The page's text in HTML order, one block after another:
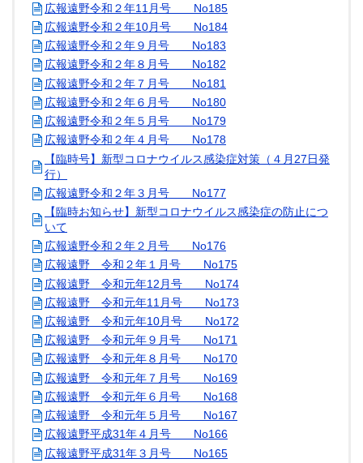
広報遠野令和２年11月号 No185
広報遠野令和２年10月号 No184
広報遠野令和２年９月号 No183
広報遠野令和２年８月号 No182
広報遠野令和２年７月号 No181
広報遠野令和２年６月号 No180
広報遠野令和２年５月号 No179
広報遠野令和２年４月号 No178
【臨時号】新型コロナウイルス感染症対策（４月27日発
行）
広報遠野令和２年３月号 No177
【臨時お知らせ】新型コロナウイルス感染症の防止につ
いて
広報遠野令和２年２月号 No176
広報遠野 令和２年１月号 No175
広報遠野 令和元年12月号 No174
広報遠野 令和元年11月号 No173
広報遠野 令和元年10月号 No172
広報遠野 令和元年９月号 No171
広報遠野 令和元年８月号 No170
広報遠野 令和元年７月号 No169
広報遠野 令和元年６月号 No168
広報遠野 令和元年５月号 No167
広報遠野平成31年４月号 No166
広報遠野平成31年３月号 No165